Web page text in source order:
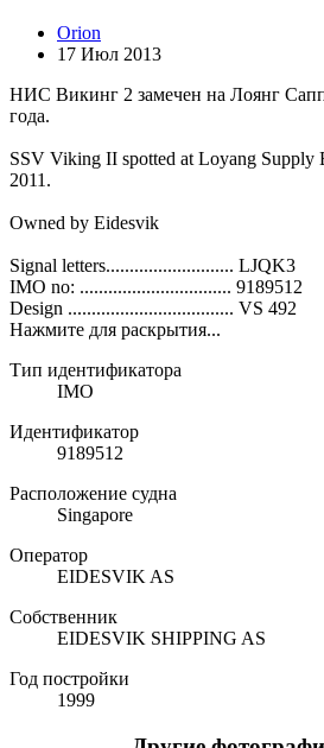
Orion
17 Июл 2013
НИС Викинг 2 замечен на Лоянг
года.
SSV Viking II spotted at Loyang Supply
2011.
Owned by Eidesvik
Signal letters........................... LJQK3
IMO no: ................................ 9189512
Design ................................... VS 492
Нажмите для раскрытия...
Тип идентификатора
IMO
Идентификатор
9189512
Расположение судна
Singapore
Оператор
EIDESVIK AS
Собственник
EIDESVIK SHIPPING AS
Год постройки
1999